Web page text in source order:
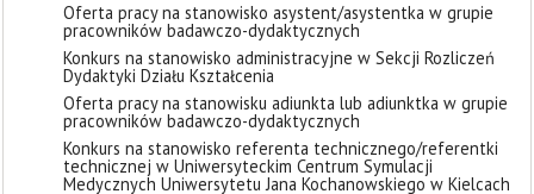
Oferta pracy na stanowisko asystent/asystentka w grupie
pracowników badawczo-dydaktycznych
Konkurs na stanowisko administracyjne w Sekcji Rozliczeń
Dydaktyki Działu Kształcenia
Oferta pracy na stanowisku adiunkta lub adiunktka w grupie
pracowników badawczo-dydaktycznych
Konkurs na stanowisko referenta technicznego/referentki
technicznej w Uniwersyteckim Centrum Symulacji
Medycznych Uniwersytetu Jana Kochanowskiego w Kielcach